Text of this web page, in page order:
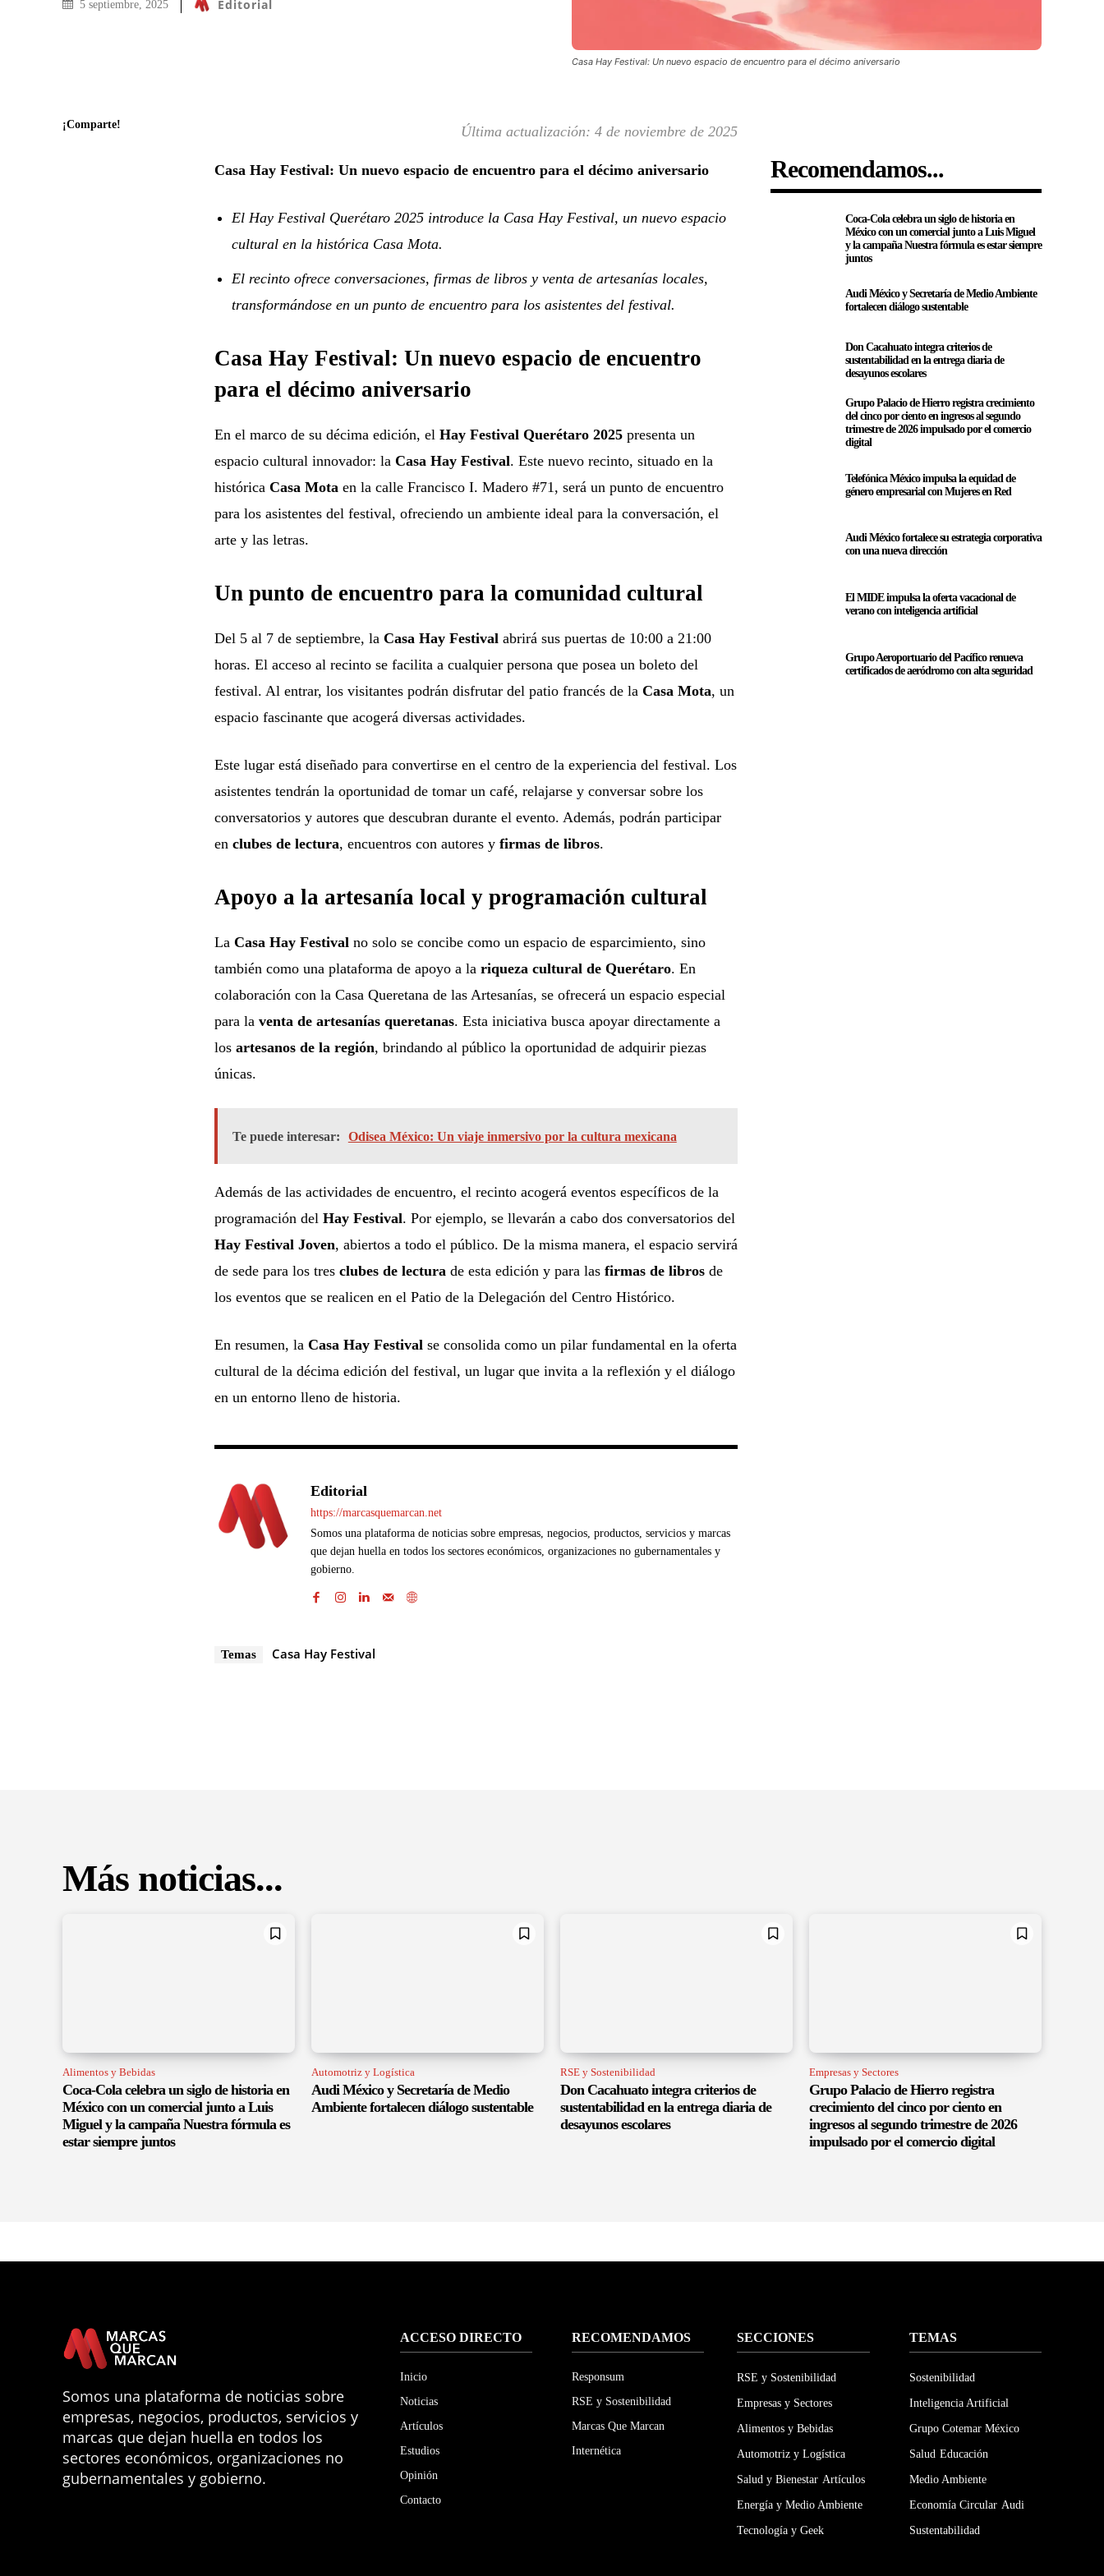
5 septiembre, 2025 Editorial
Casa Hay Festival: Un nuevo espacio de encuentro para el décimo aniversario
¡Comparte! Última actualización:4 de noviembre de 2025
Casa Hay Festival: Un nuevo espacio de encuentro para el décimo aniversario
El Hay Festival Querétaro 2025 introduce la Casa Hay Festival, un nuevo espacio
cultural en la histórica Casa Mota.
El recinto ofrece conversaciones, firmas de libros y venta de artesanías locales,
transformándose en un punto de encuentro para los asistentes del festival.
Casa Hay Festival: Un nuevo espacio de encuentro
para el décimo aniversario
En el marco de su décima edición, el Hay Festival Querétaro 2025presenta un
espacio cultural innovador: la Casa Hay Festival. Este nuevo recinto, situado en la
histórica Casa Mota en la calle Francisco I. Madero #71, será un punto de encuentro
para los asistentes del festival, ofreciendo un ambiente ideal para la conversación, el
arte y las letras.
Un punto de encuentro para la comunidad cultural
Del 5 al 7 de septiembre, la Casa Hay Festival abrirá sus puertas de 10:00 a 21:00
horas. El acceso al recinto se facilita a cualquier persona que posea un boleto del
festival. Al entrar, los visitantes podrán disfrutar del patio francés de la Casa Mota, un
espacio fascinante que acogerá diversas actividades.
Este lugar está diseñado para convertirse en el centro de la experiencia del festival. Los
asistentes tendrán la oportunidad de tomar un café, relajarse y conversar sobre los
conversatorios y autores que descubran durante el evento. Además, podrán participar
en clubes de lectura, encuentros con autores y firmas de libros.
Apoyo a la artesanía local y programación cultural
La Casa Hay Festival no solo se concibe como un espacio de esparcimiento, sino
también como una plataforma de apoyo a la riqueza cultural de Querétaro. En
colaboración con la Casa Queretana de las Artesanías, se ofrecerá un espacio especial
para la venta de artesanías queretanas. Esta iniciativa busca apoyar directamente a
los artesanos de la región, brindando al público la oportunidad de adquirir piezas
únicas.
Te puede interesar: Odisea México: Un viaje inmersivo por la cultura mexicana
Además de las actividades de encuentro, el recinto acogerá eventos específicos de la
programación del Hay Festival. Por ejemplo, se llevarán a cabo dos conversatorios del
Hay Festival Joven, abiertos a todo el público. De la misma manera, el espacio servirá
de sede para los tres clubes de lectura de esta edición y para las firmas de librosde
los eventos que se realicen en el Patio de la Delegación del Centro Histórico.
En resumen, la Casa Hay Festival se consolida como un pilar fundamental en la oferta
cultural de la décima edición del festival, un lugar que invita a la reflexión y el diálogo
en un entorno lleno de historia.
Editorial
https://marcasquemarcan.net
Somos una plataforma de noticias sobre empresas, negocios, productos, servicios y marcas
que dejan huella en todos los sectores económicos, organizaciones no gubernamentales y
gobierno.
Temas Casa Hay Festival
Recomendamos...
Coca-Cola celebra un siglo de historia en
México con un comercial junto a Luis Miguel
y la campaña Nuestra fórmula es estar siempre
juntos
Audi México y Secretaría de Medio Ambiente
fortalecen diálogo sustentable
Don Cacahuato integra criterios de
sustentabilidad en la entrega diaria de
desayunos escolares
Grupo Palacio de Hierro registra crecimiento
del cinco por ciento en ingresos al segundo
trimestre de 2026 impulsado por el comercio
digital
Telefónica México impulsa la equidad de
género empresarial con Mujeres en Red
Audi México fortalece su estrategia corporativa
con una nueva dirección
El MIDE impulsa la oferta vacacional de
verano con inteligencia artificial
Grupo Aeroportuario del Pacífico renueva
certificados de aeródromo con alta seguridad
Más noticias...
Alimentos y Bebidas
Coca-Cola celebra un siglo de historia en
México con un comercial junto a Luis
Miguel y la campaña Nuestra fórmula es
estar siempre juntos
Automotriz y Logística
Audi México y Secretaría de Medio
Ambiente fortalecen diálogo sustentable
RSE y Sostenibilidad
Don Cacahuato integra criterios de
sustentabilidad en la entrega diaria de
desayunos escolares
Empresas y Sectores
Grupo Palacio de Hierro registra
crecimiento del cinco por ciento en
ingresos al segundo trimestre de 2026
impulsado por el comercio digital
Somos una plataforma de noticias sobre
empresas, negocios, productos, servicios y
marcas que dejan huella en todos los
sectores económicos, organizaciones no
gubernamentales y gobierno.
ACCESO DIRECTO
Inicio
Noticias
Artículos
Estudios
Opinión
Contacto
RECOMENDAMOS
Responsum
RSE y Sostenibilidad
Marcas Que Marcan
Internética
SECCIONES
RSE y Sostenibilidad
Empresas y Sectores
Alimentos y Bebidas
Automotriz y Logística
Salud y Bienestar Artículos
Energía y Medio Ambiente
Tecnología y Geek
TEMAS
Sostenibilidad
Inteligencia Artificial
Grupo Cotemar México
Salud Educación
Medio Ambiente
Economía Circular Audi
Sustentabilidad